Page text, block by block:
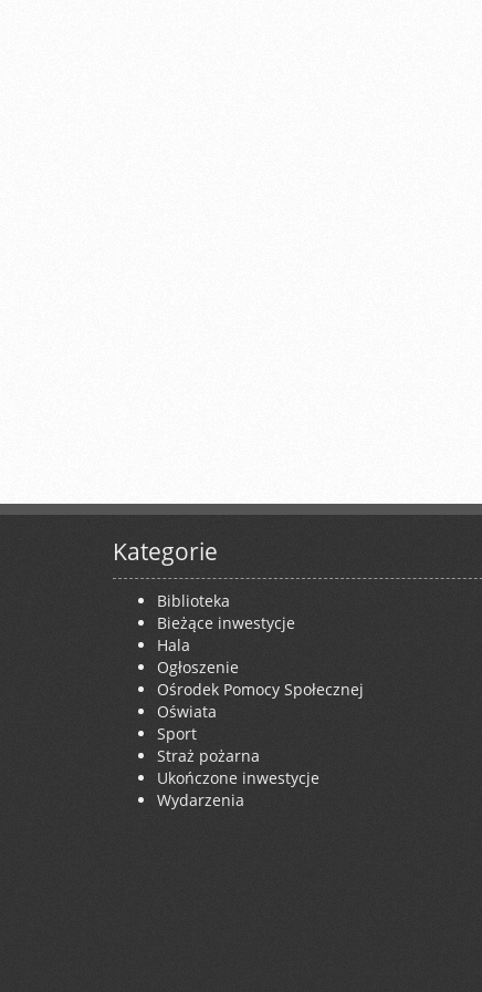
Kategorie
Biblioteka
Bieżące inwestycje
Hala
Ogłoszenie
Ośrodek Pomocy Społecznej
Oświata
Sport
Straż pożarna
Ukończone inwestycje
Wydarzenia